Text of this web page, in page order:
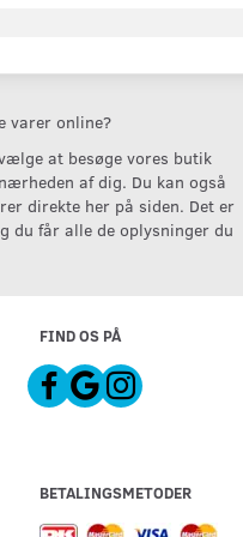
varer online?
at besøge vores butik
af dig. Du kan også
direkte her på siden. Det er
du får alle de oplysninger du
FIND OS PÅ
BETALINGSMETODER